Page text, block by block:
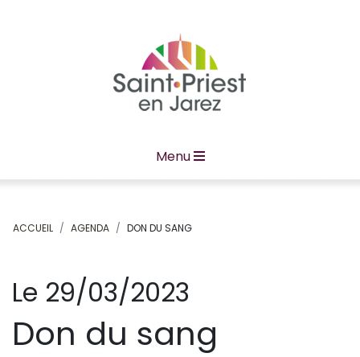
Menu
ACCUEIL AGENDA DON DU SANG
Le 29/03/2023
Don du sang